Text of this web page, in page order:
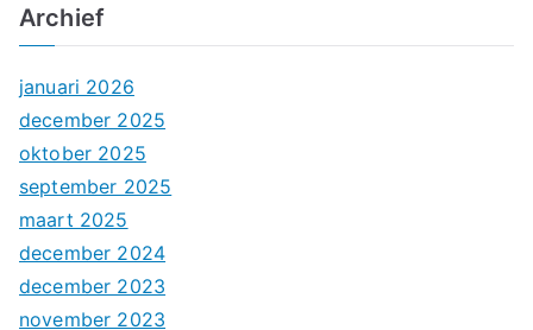
Archief
januari 2026
december 2025
oktober 2025
september 2025
maart 2025
december 2024
december 2023
november 2023